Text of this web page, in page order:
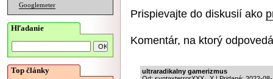
Googlemeter
Hľadanie
Top články
Prispievajte do diskusií ako
Komentár, na ktorý
ultraradikalny gamerizmus